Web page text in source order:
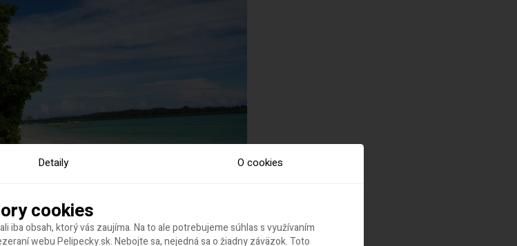
Detaily O cookies
cookies
iba obsah, ktorý vás zaujíma. Na to ale potrebujeme súhlas s využívaním
webu Pelipecky.sk. Nebojte sa, nejedná sa o žiadny záväzok. Toto